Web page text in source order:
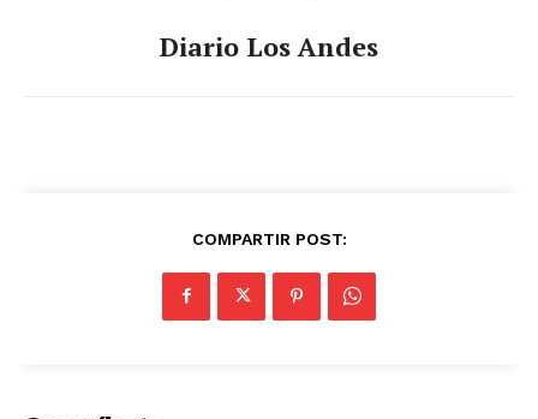
Diario Los Andes
COMPARTIR POST: